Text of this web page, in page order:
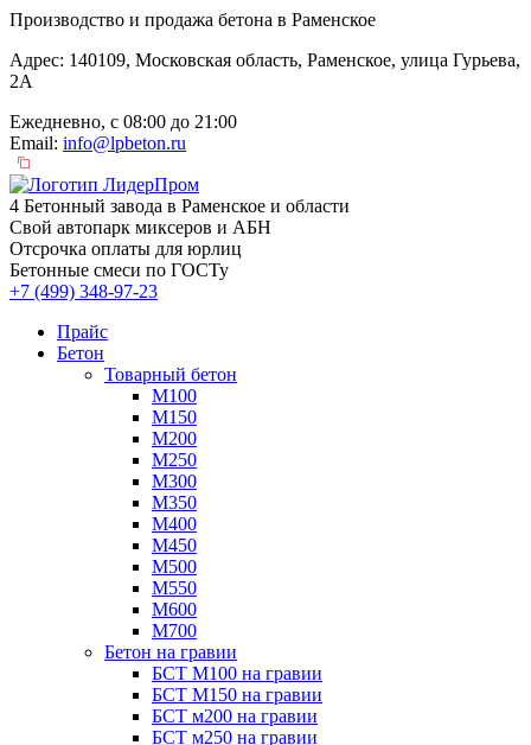
Производство и продажа бетона в Раменское
Адрес: 140109, Московская область, Раменское, улица Гурьева,
2А
Ежедневно, с 08:00 до 21:00
Email: info@lpbeton.ru
4 Бетонный завода в Раменское и области
Свой автопарк миксеров и АБН
Отсрочка оплаты для юрлиц
Бетонные смеси по ГОСТу
+7 (499) 348-97-23
Прайс
Бетон
Товарный бетон
М100
М150
М200
М250
М300
М350
М400
М450
М500
М550
М600
М700
Бетон на гравии
БСТ М100 на гравии
БСТ М150 на гравии
БСТ м200 на гравии
БСТ м250 на гравии